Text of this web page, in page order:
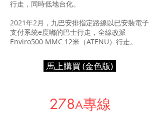
行走，同時低地台化。
2021年2月，九巴安排指定路線以已安裝電子
支付系統e度嘟的巴士行走，全線改派
Enviro500 MMC 12米（ATENU）行走。
馬上購買 (金色版)
278A專線